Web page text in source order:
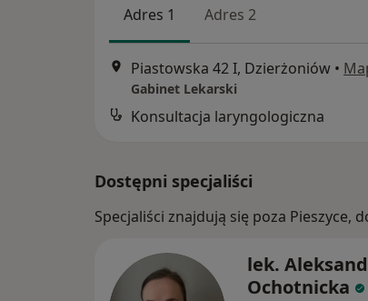
Adres 1 Adres 2
Piastowska 42 I, Dzierżoniów •
Gabinet Lekarski
Konsultacja laryngologiczna
Dostępni specjaliści
Specjaliści znajdują się poza Pieszyce,
lek.
Ochotnicka